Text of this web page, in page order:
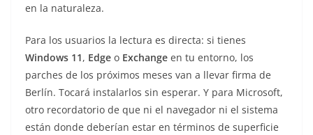
en la naturaleza.
Para los usuarios la lectura es directa: si tienes
Windows 11, Edge o Exchange en tu entorno, los
parches de los próximos meses van a llevar firma de
Berlín. Tocará instalarlos sin esperar. Y para Microsoft,
otro recordatorio de que ni el navegador ni el sistema
están donde deberían estar en términos de superficie